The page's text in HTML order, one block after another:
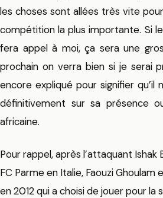
les choses sont allées très vite
compétition la plus importante. Si
fera appel à moi, ça sera une
prochain on verra bien si je serai
encore expliqué pour signifier qu’il
définitivement sur sa présence
africaine.
Pour rappel, après l’attaquant Ishak
FC Parme en Italie, Faouzi
en 2012 qui a choisi de jouer pour la